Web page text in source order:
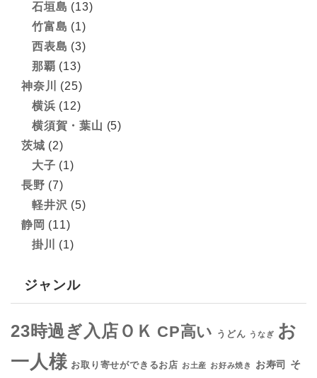
石垣島 (13)
竹富島 (1)
西表島 (3)
那覇 (13)
神奈川
(25)
横浜 (12)
横須賀・葉山 (5)
茨城 (2)
大子 (1)
長野 (7)
軽井沢 (5)
静岡 (11)
掛川
(1)
ジャンル
23時過ぎ入店ＯＫ CP高い うどん うなぎ お
一人様 お取り寄せができるお店 お土産 お好み焼き お寿司 そ